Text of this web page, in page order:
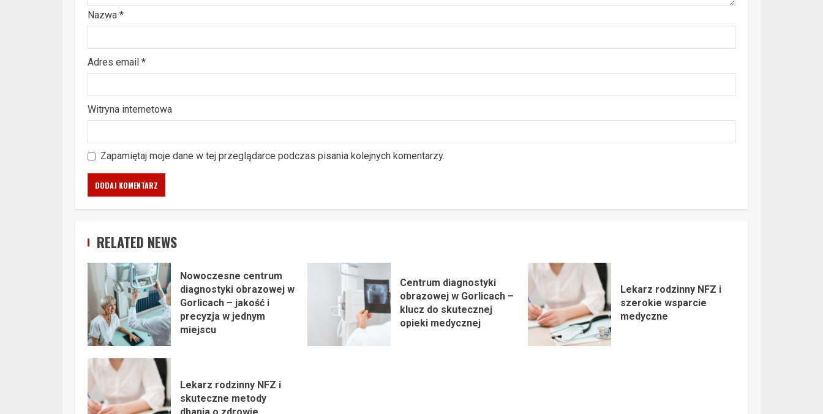
Nazwa *
Adres email *
Witryna internetowa
Zapamiętaj moje dane w tej przeglądarce podczas pisania kolejnych komentarzy.
RELATED NEWS
Nowoczesne centrum
diagnostyki obrazowej w
Gorlicach – jakość i
precyzja w jednym
miejscu
Centrum diagnostyki
obrazowej w Gorlicach –
klucz do skutecznej
opieki medycznej
Lekarz rodzinny NFZ i
szerokie wsparcie
medyczne
Lekarz rodzinny NFZ i
skuteczne metody
dbania o zdrowie